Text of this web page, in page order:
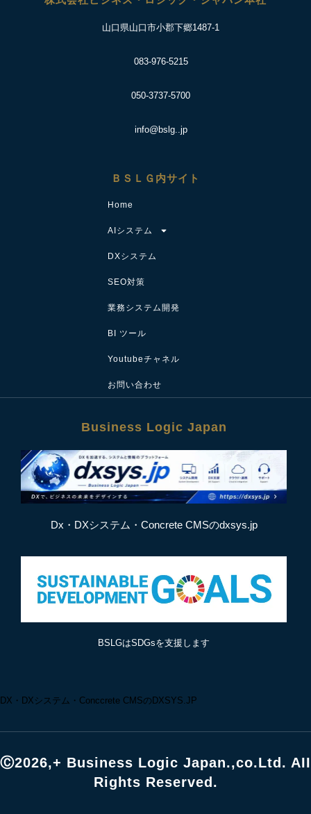
山口県山口市小郡下郷1487-1
083-976-5215
050-3737-5700
info@bslg..jp
ＢＳＬＧ内サイト
Home
AIシステム
DXシステム
SEO対策
業務システム開発
BI ツール
Youtubeチャネル
お問い合わせ
Business Logic Japan
Dx・DXシステム・Concrete CMSのdxsys.jp
BSLGはSDGsを支援します
DX・DXシステム・Conccrete CMSのDXSYS.JP
Ⓒ2026,+ Business Logic Japan.,co.Ltd. AII
Rights Reserved.